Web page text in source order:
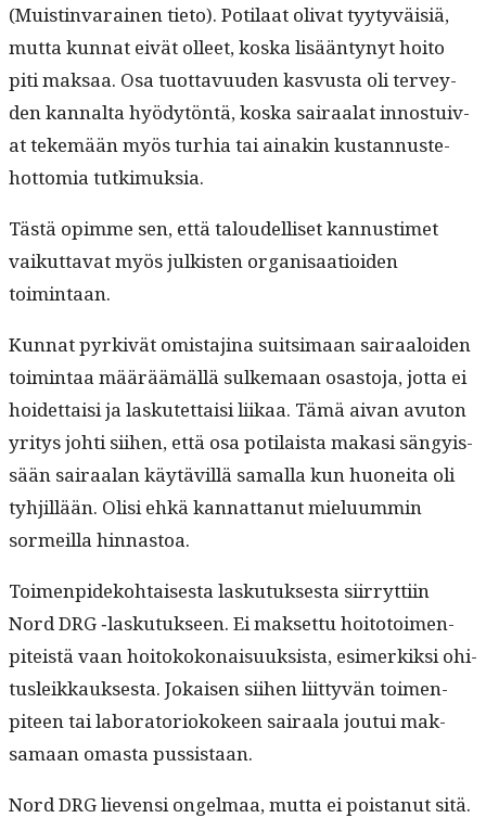
(Muistin­varainen tieto). Poti­laat oli­vat tyy­tyväisiä,
mut­ta kun­nat eivät olleet, kos­ka lisään­tynyt hoito
piti mak­saa. Osa tuot­tavu­u­den kasvus­ta oli ter­vey­
den kannal­ta hyödytön­tä, kos­ka sairaalat innos­tu­i­v­
at tekemään myös turhia tai ainakin kus­tan­nuste­
hot­to­mia tutkimuksia.
Tästä opimme sen, että taloudel­liset kan­nus­timet
vaikut­ta­vat myös julk­isten organ­isaa­tioiden
toimintaan.
Kun­nat pyrkivät omis­ta­ji­na suit­si­maan sairaaloiden
toim­intaa määräämäl­lä sulke­maan osas­to­ja, jot­ta ei
hoidet­taisi ja laskutet­taisi liikaa. Tämä aivan avu­ton
yri­tys johti siihen, että osa poti­laista makasi sängyis­
sään sairaalan käytävil­lä samal­la kun huonei­ta oli
tyhjil­lään. Olisi ehkä kan­nat­tanut mielu­um­min
sormeil­la hinnastoa.
Toimen­pideko­htais­es­ta lasku­tuk­ses­ta siir­ryt­ti­in
Nord DRG ‑lasku­tuk­seen. Ei mak­set­tu hoito­toimen­
piteistä vaan hoitokokon­aisuuk­sista, esimerkik­si ohi­
tusleikkauk­ses­ta. Jokaisen siihen liit­tyvän toimen­
piteen tai lab­o­ra­to­rioko­keen sairaala jou­tui mak­
samaan omas­ta pussistaan.
Nord DRG lieven­si ongel­maa, mut­ta ei pois­tanut sitä.